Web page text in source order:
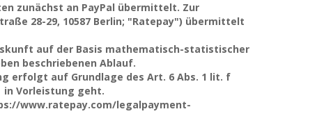
zunächst an PayPal übermittelt. Zur
28-29, 10587 Berlin; "Ratepay") übermittelt
auf der Basis mathematisch-statistischer
beschriebenen Ablauf.
erfolgt auf Grundlage des Art. 6 Abs. 1 lit. f
in Vorleistung geht.
www.ratepay.com/legalpayment-